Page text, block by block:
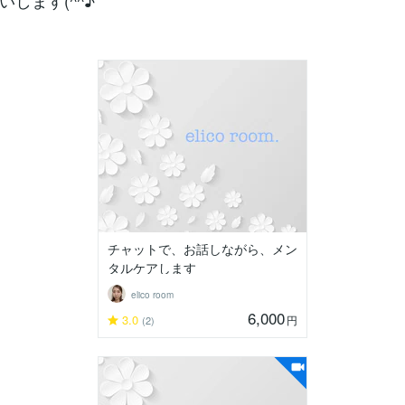
チャットで、お話しながら、メン
タルケアします
elico room
3.0 (2) 6,000円